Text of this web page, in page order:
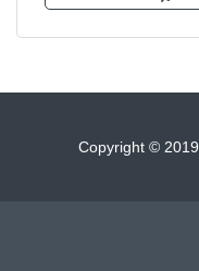
Copyright © 2019